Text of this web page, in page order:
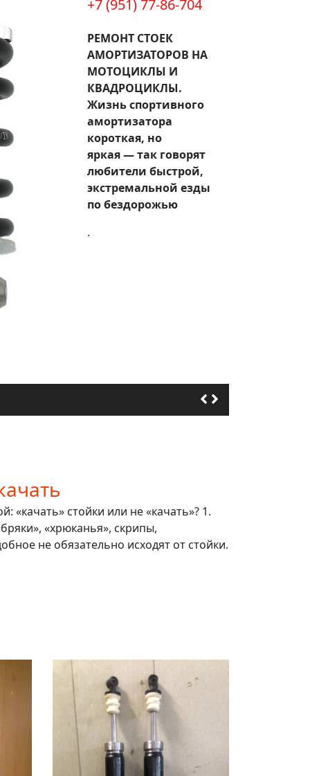
+7 (951) 77-86-704
РЕМОНТ СТОЕК
АМОРТИЗАТОРОВ НА
МОТОЦИКЛЫ И
КВАДРОЦИКЛЫ.
Жизнь спортивного
амортизатора
короткая, но
яркая — так говорят
любители быстрой,
экстремальной езды
по бездорожью
.
«качать» стойки или не «качать»? 1.
«хрюканья», скрипы,
не обязательно исходят от стойки.